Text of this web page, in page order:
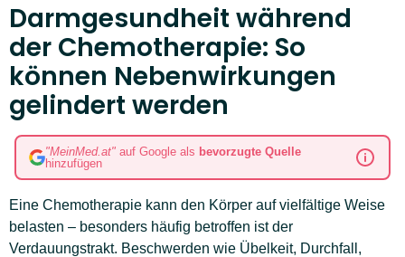
Darmgesundheit während
der Chemotherapie: So
können Nebenwirkungen
gelindert werden
"MeinMed.at" auf Google als bevorzugte Quelle
hinzufügen
Eine Chemotherapie kann den Körper auf vielfältige Weise
belasten – besonders häufig betroffen ist der
Verdauungstrakt. Beschwerden wie Übelkeit, Durchfall,